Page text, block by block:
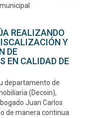
REALIZANDO
Y
DE
EN CALIDAD DE
departamento de
(Decoin),
Juan Carlos
de manera continua